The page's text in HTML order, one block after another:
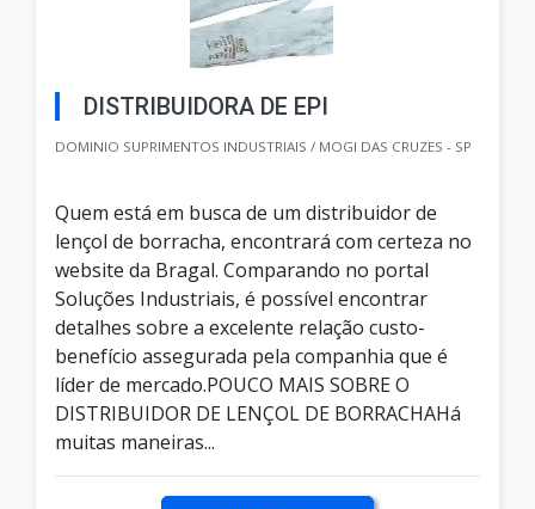
DISTRIBUIDORA DE EPI
DOMINIO SUPRIMENTOS INDUSTRIAIS / MOGI DAS CRUZES - SP
Quem está em busca de um distribuidor de
lençol de borracha, encontrará com certeza no
website da Bragal. Comparando no portal
Soluções Industriais, é possível encontrar
detalhes sobre a excelente relação custo-
benefício assegurada pela companhia que é
líder de mercado.POUCO MAIS SOBRE O
DISTRIBUIDOR DE LENÇOL DE BORRACHAHá
muitas maneiras...